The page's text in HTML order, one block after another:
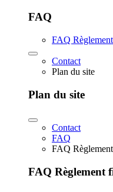
FAQ
FAQ
Contact
Plan du site
Plan du site
Contact
FAQ
FAQ
FAQ Règlement